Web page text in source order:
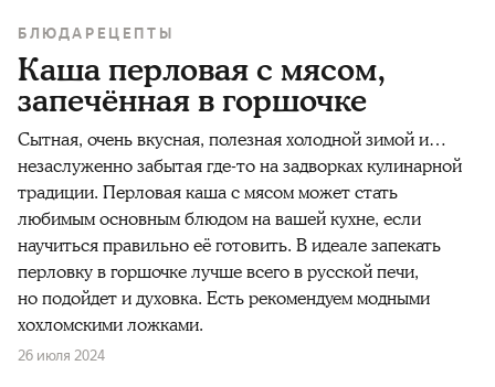
БЛЮДА РЕЦЕПТЫ
Каша перловая с мясом,
запечённая в горшочке
Сытная, очень вкусная, полезная холодной зимой и…
незаслуженно забытая где-то на задворках кулинарной
традиции. Перловая каша с мясом может стать
любимым основным блюдом на вашей кухне, если
научиться правильно её готовить. В идеале запекать
перловку в горшочке лучше всего в русской печи,
но подойдет и духовка. Есть рекомендуем модными
хохломскими ложками.
26 июля 2024